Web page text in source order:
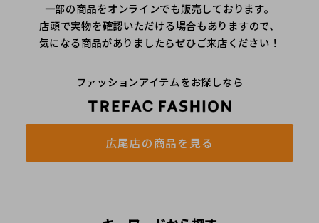
一部の商品をオンラインでも販売しております。
店頭で実物を確認いただける場合もありますので、
気になる商品がありましたらぜひご来店ください！
ファッションアイテムをお探しなら
広尾店の商品を見る